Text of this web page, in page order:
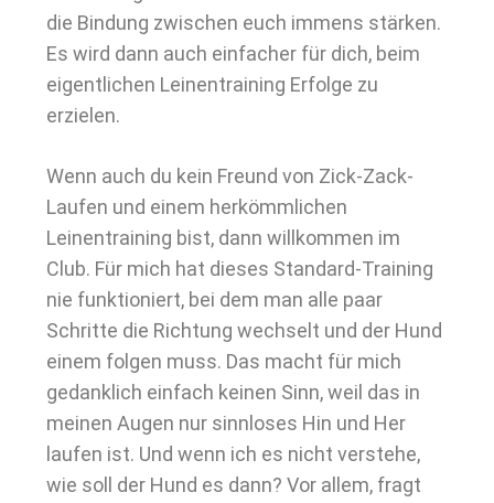
die Bindung zwischen euch immens stärken.
Es wird dann auch einfacher für dich, beim
eigentlichen Leinentraining Erfolge zu
erzielen.
Wenn auch du kein Freund von Zick-Zack-
Laufen und einem herkömmlichen
Leinentraining bist, dann willkommen im
Club. Für mich hat dieses Standard-Training
nie funktioniert, bei dem man alle paar
Schritte die Richtung wechselt und der Hund
einem folgen muss. Das macht für mich
gedanklich einfach keinen Sinn, weil das in
meinen Augen nur sinnloses Hin und Her
laufen ist. Und wenn ich es nicht verstehe,
wie soll der Hund es dann? Vor allem, fragt